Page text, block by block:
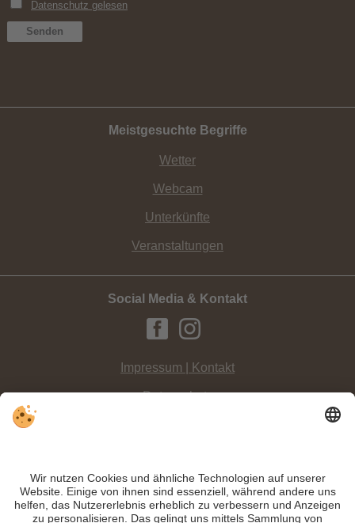
Meistgesuchte Begriffe
Wetter
Webcam
Unterkünfte
Veranstaltungen
Social Media & Kontakt
Impressum | Kontakt
Datenschutz
INFO:Inmitten des Naturpark Drei Zinnen gelegen liegt dasFischleintal bei